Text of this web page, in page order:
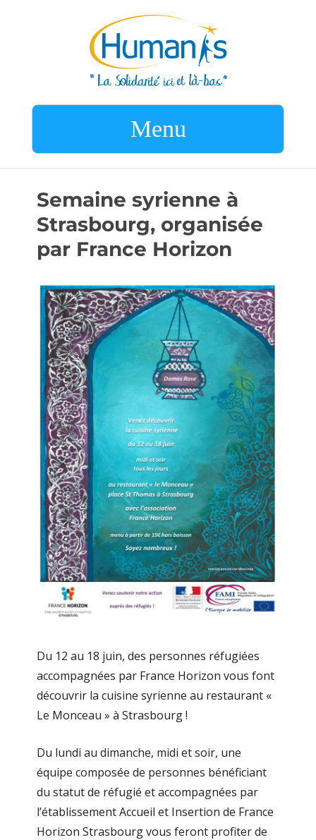
Menu
Semaine syrienne à
Strasbourg, organisée
par France Horizon
Du 12 au 18 juin, des personnes réfugiées
accompagnées par France Horizon vous font
découvrir la cuisine syrienne au restaurant «
Le Monceau » à Strasbourg !
Du lundi au dimanche, midi et soir, une
équipe composée de personnes bénéficiant
du statut de réfugié et accompagnées par
l’établissement Accueil et Insertion de France
Horizon Strasbourg vous feront profiter de